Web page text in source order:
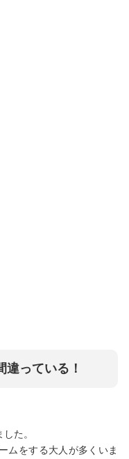
っている！
た。
ムをする大人が多くいま